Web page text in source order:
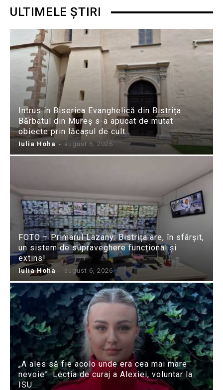
ULTIMELE ȘTIRI
Intrus în Biserica Evanghelică din Bistrița:
Bărbatul din Mureș s-a apucat de mutat
obiecte prin lăcașul de cult
Iulia Hoha - august 6, 2026
FOTO – Primarul Lazany: Bistrița are, în sfârșit,
un sistem de supraveghere funcțional și
extins!
Iulia Hoha - august 6, 2026
„A ales să fie acolo unde era cea mai mare
nevoie”: Lecția de curaj a Alexiei, voluntar la
ISU...